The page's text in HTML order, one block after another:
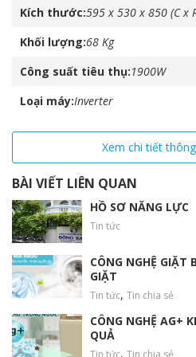
ngôi sao pha lêchà
hiệu quả.
Hệ thống
– Giặt nhanh và hiệu quả
– Tiết kiệm điện, nước, thời gian.
Kích thước 595 x 530 x 850 (C x
Khối lượng 68 Kg
Công suất tiêu thụ 1900W
Loại máy Inverter
Xem chi tiết
BÀI VIẾT LIÊN QUAN
HỒ SƠ NĂNG LỰC
Tin tức
CÔNG NGHỆ GIẶT
GIẶT
Tin tức, Tin chia sẻ
CÔNG NGHỆ AG+
QUẢ
Tin tức, Tin chia sẻ